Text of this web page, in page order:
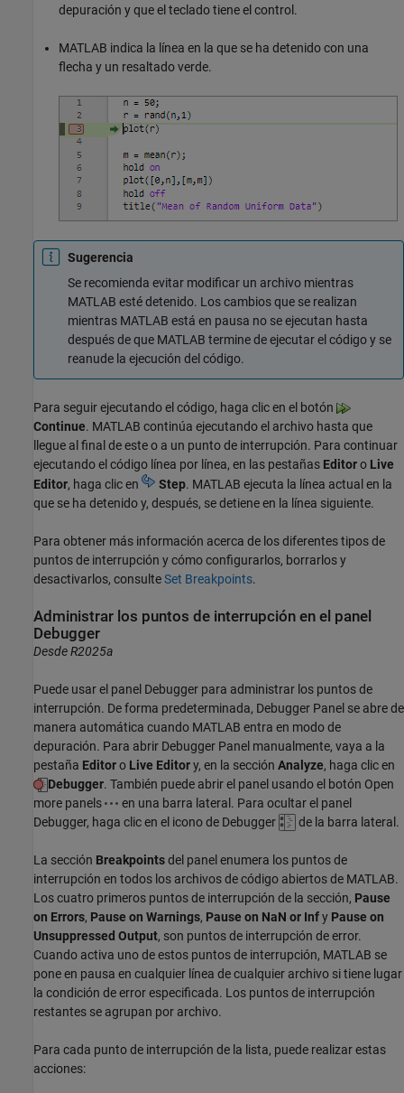
depuración y que el teclado tiene el control.
MATLAB indica la línea en la que se ha detenido con una
flecha y un resaltado verde.
Sugerencia
Se recomienda evitar modificar un archivo mientras
MATLAB esté detenido. Los cambios que se realizan
mientras MATLAB está en pausa no se ejecutan hasta
después de que MATLAB termine de ejecutar el código y se
reanude la ejecución del código.
Para seguir ejecutando el código, haga clic en el botón
Continue. MATLAB continúa ejecutando el archivo hasta que
llegue al final de este o a un punto de interrupción. Para continuar
ejecutando el código línea por línea, en las pestañas Editoro Live
Editor, haga clic en Step. MATLAB ejecuta la línea actual en la
que se ha detenido y, después, se detiene en la línea siguiente.
Para obtener más información acerca de los diferentes tipos de
puntos de interrupción y cómo configurarlos, borrarlos y
desactivarlos, consulteSet Breakpoints.
Administrar los puntos de interrupción en el panel
Debugger
Desde R2025a
Puede usar el panel Debugger para administrar los puntos de
interrupción. De forma predeterminada, Debugger Panel se abre de
manera automática cuando MATLAB entra en modo de
depuración. Para abrir Debugger Panel manualmente, vaya a la
pestaña Editoro Live Editory, en la sección Analyze, haga clic en
Debugger. También puede abrir el panel usando el botón Open
more panels
en una barra lateral. Para ocultar el panel
Debugger, haga clic en el icono de Debugger
de la barra lateral.
La sección Breakpointsdel panel enumera los puntos de
interrupción en todos los archivos de código abiertos de MATLAB.
Los cuatro primeros puntos de interrupción de la sección, Pause
on Errors, Pause on Warnings, Pause on NaN or Infy Pause on
Unsuppressed Output, son puntos de interrupción de error.
Cuando activa uno de estos puntos de interrupción, MATLAB se
pone en pausa en cualquier línea de cualquier archivo si tiene lugar
la condición de error especificada. Los puntos de interrupción
restantes se agrupan por archivo.
Para cada punto de interrupción de la lista, puede realizar estas
acciones: